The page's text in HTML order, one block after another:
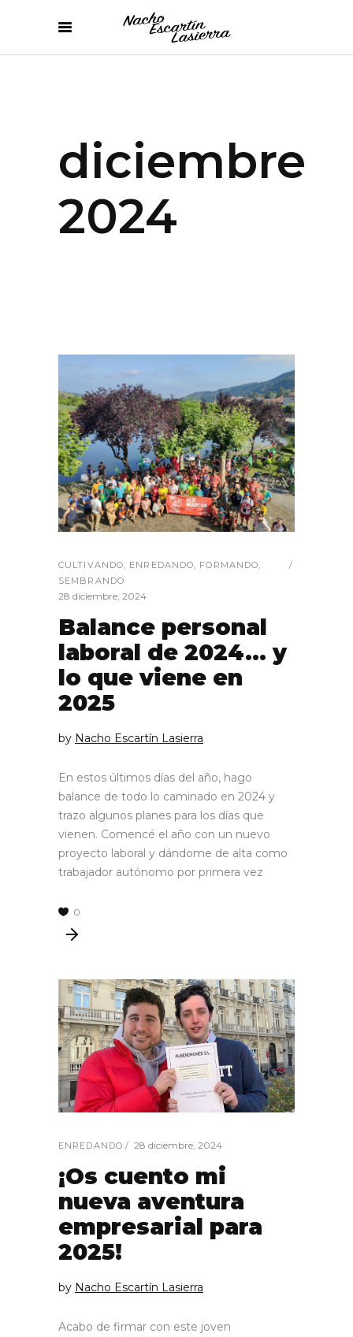
diciembre
2024
CULTIVANDO, ENREDANDO, FORMANDO,
SEMBRANDO
28 diciembre, 2024
Balance personal
laboral de 2024… y
lo que viene en
2025
by Nacho Escartín Lasierra
En estos últimos días del año, hago
balance de todo lo caminado en 2024 y
trazo algunos planes para los días que
vienen. Comencé el año con un nuevo
proyecto laboral y dándome de alta como
trabajador autónomo por primera vez
0
ENREDANDO 28 diciembre, 2024
¡Os cuento mi
nueva aventura
empresarial para
2025!
by Nacho Escartín Lasierra
Acabo de firmar con este joven